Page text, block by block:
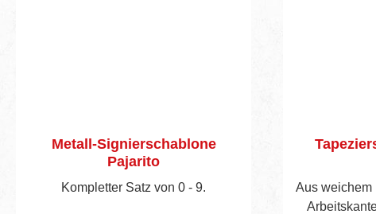
Metall-Signierschablone
Pajarito
Kompletter Satz von 0 - 9.
Aus weichem